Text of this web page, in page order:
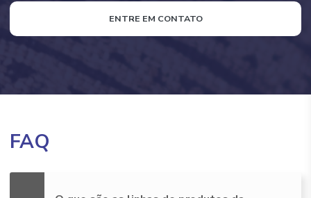
ENTRE EM CONTATO
FAQ